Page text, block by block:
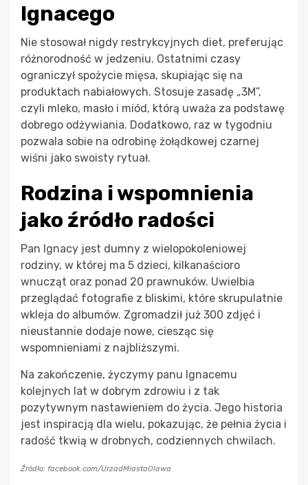
Ignacego
Nie stosował nigdy restrykcyjnych diet, preferując
różnorodność w jedzeniu. Ostatnimi czasy
ograniczył spożycie mięsa, skupiając się na
produktach nabiałowych. Stosuje zasadę „3M”,
czyli mleko, masło i miód, którą uważa za podstawę
dobrego odżywiania. Dodatkowo, raz w tygodniu
pozwala sobie na odrobinę żołądkowej czarnej
wiśni jako swoisty rytuał.
Rodzina i wspomnienia
jako źródło radości
Pan Ignacy jest dumny z wielopokoleniowej
rodziny, w której ma 5 dzieci, kilkanaścioro
wnucząt oraz ponad 20 prawnuków. Uwielbia
przeglądać fotografie z bliskimi, które skrupulatnie
wkleja do albumów. Zgromadził już 300 zdjęć i
nieustannie dodaje nowe, ciesząc się
wspomnieniami z najbliższymi.
Na zakończenie, życzymy panu Ignacemu
kolejnych lat w dobrym zdrowiu i z tak
pozytywnym nastawieniem do życia. Jego historia
jest inspiracją dla wielu, pokazując, że pełnia życia i
radość tkwią w drobnych, codziennych chwilach.
Źródło: facebook.com/UrzadMiastaOlawa